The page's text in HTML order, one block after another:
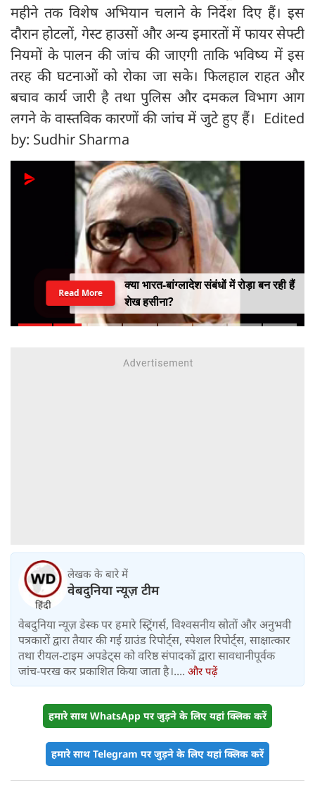
महीने तक विशेष अभियान चलाने के निर्देश दिए हैं। इस
दौरान होटलों, गेस्ट हाउसों और अन्य इमारतों में फायर सेफ्टी
नियमों के पालन की जांच की जाएगी ताकि भविष्य में इस
तरह की घटनाओं को रोका जा सके। फिलहाल राहत और
बचाव कार्य जारी है तथा पुलिस और दमकल विभाग आग
लगने के वास्तविक कारणों की जांच में जुटे हुए हैं। Edited
by: Sudhir Sharma
भारत पर 100% टैरिफ की तैयारी? रूस-
ईरान से तेल खरीद पर अमेरिका का बड़ा वार,
सीनेट में बिल पास
Read More
लेखक के बारे में
वेबदुनिया न्यूज़ टीम
वेबदुनिया न्यूज़ डेस्क पर हमारे स्ट्रिंगर्स, विश्वसनीय स्रोतों और अनुभवी
पत्रकारों द्वारा तैयार की गई ग्राउंड रिपोर्ट्स, स्पेशल रिपोर्ट्स, साक्षात्कार
तथा रीयल-टाइम अपडेट्स को वरिष्ठ संपादकों द्वारा सावधानीपूर्वक
जांच-परख कर प्रकाशित किया जाता है।.... और पढ़ें
हमारे साथ WhatsApp पर जुड़ने के लिए यहां क्लिक करें
हमारे साथ Telegram पर जुड़ने के लिए यहां क्लिक करें